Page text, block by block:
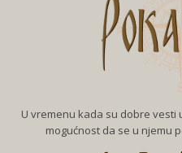
U vremenu kada su dobre
mogućnost da se u njemu